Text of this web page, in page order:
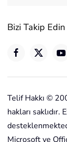
Bizi Takip Edin
Telif Hakkı ©
hakları saklıdır.
Microsoft ve